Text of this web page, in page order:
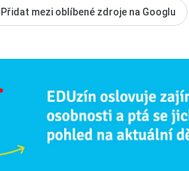
Přidat mezi oblíbené zdroje na Googlu